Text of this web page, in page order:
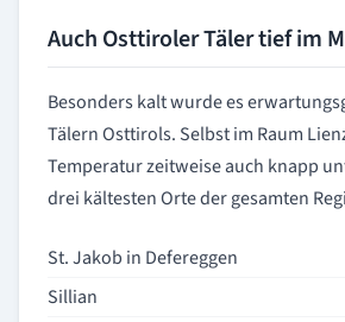
Auch Osttiroler Täler tief im
Besonders kalt wurde es
Tälern Osttirols. Selbst im Raum
Temperatur zeitweise auch knapp
drei kältesten Orte der gesamten
St. Jakob in Defereggen
Sillian